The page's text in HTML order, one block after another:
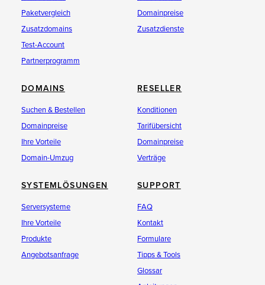
Paketvergleich
Zusatzdomains
Test-Account
Partnerprogramm
Domainpreise
Zusatzdienste
DOMAINS
Suchen & Bestellen
Domainpreise
Ihre Vorteile
Domain-Umzug
RESELLER
Konditionen
Tarifübersicht
Domainpreise
Verträge
SYSTEMLÖSUNGEN
Serversysteme
Ihre Vorteile
Produkte
Angebotsanfrage
SUPPORT
FAQ
Kontakt
Formulare
Tipps & Tools
Glossar